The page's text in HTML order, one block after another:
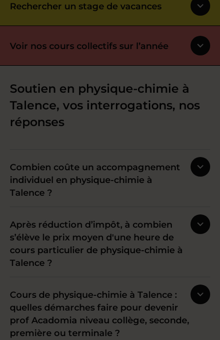
Rechercher un stage de vacances
Voir nos cours collectifs sur l’année
Soutien en physique-chimie à
Talence, vos interrogations, nos
réponses
Combien coûte un accompagnement
individuel en physique-chimie à
Talence ?
Après réduction d’impôt, à combien
s’élève le prix moyen d'une heure de
cours particulier de physique-chimie à
Talence ?
Cours de physique-chimie à Talence :
quelles démarches faire pour devenir
prof Acadomia niveau collège, seconde,
première ou terminale ?